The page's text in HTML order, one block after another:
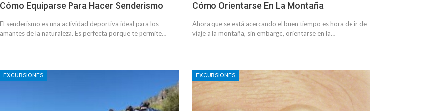
Cómo Equiparse Para Hacer Senderismo
El senderismo es una actividad deportiva ideal para los
amantes de la naturaleza. Es perfecta porque te permite…
Cómo Orientarse En La Montaña
Ahora que se está acercando el buen tiempo es hora de ir de
viaje a la montaña, sin embargo, orientarse en la…
EXCURSIONES EXCURSIONES